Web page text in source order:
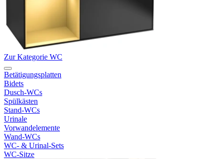
Zur Kategorie WC
Betätigungsplatten
Bidets
Dusch-WCs
Spülkästen
Stand-WCs
Urinale
Vorwandelemente
Wand-WCs
WC- & Urinal-Sets
WC-Sitze